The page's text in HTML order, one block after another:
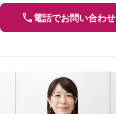
電話でお問い合わせ